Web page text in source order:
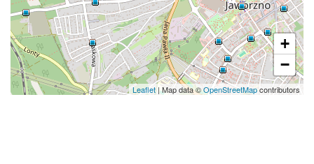
+
−
Leaflet| Map data ©OpenStreetMapcontributors